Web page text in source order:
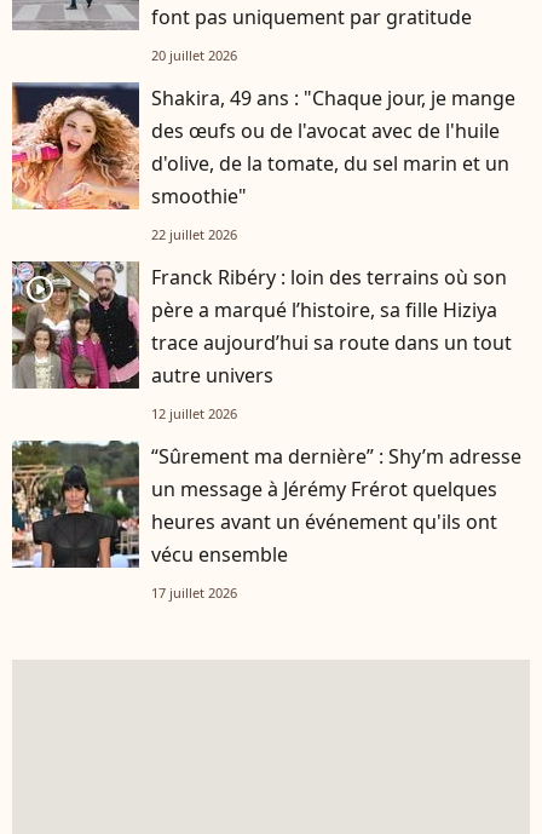
font pas uniquement par gratitude
20 juillet 2026
Shakira, 49 ans : "Chaque jour, je mange
des œufs ou de l'avocat avec de l'huile
d'olive, de la tomate, du sel marin et un
smoothie"
22 juillet 2026
player2
Franck Ribéry : loin des terrains où son
père a marqué l’histoire, sa fille Hiziya
trace aujourd’hui sa route dans un tout
autre univers
12 juillet 2026
“Sûrement ma dernière” : Shy’m adresse
un message à Jérémy Frérot quelques
heures avant un événement qu'ils ont
vécu ensemble
17 juillet 2026